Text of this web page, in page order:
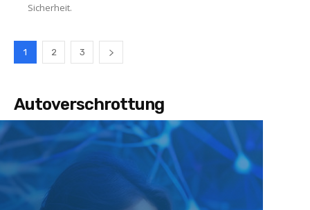
Sicherheit.
1 2 3
Autoverschrottung